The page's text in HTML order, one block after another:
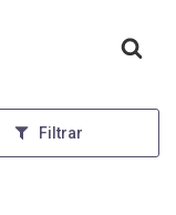
Filtrar